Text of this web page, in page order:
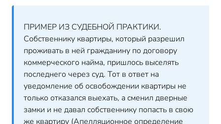
ПРИМЕР ИЗ СУДЕБНОЙ ПРАКТИКИ.
Собственнику квартиры, который разрешил
проживать в ней гражданину по договору
коммерческого найма, пришлось выселять
последнего через суд. Тот в ответ на
уведомление об освобождении квартиры не
только отказался выехать, а сменил дверные
замки и не давал собственнику попасть в свою
же квартиру (Апелляционное определение